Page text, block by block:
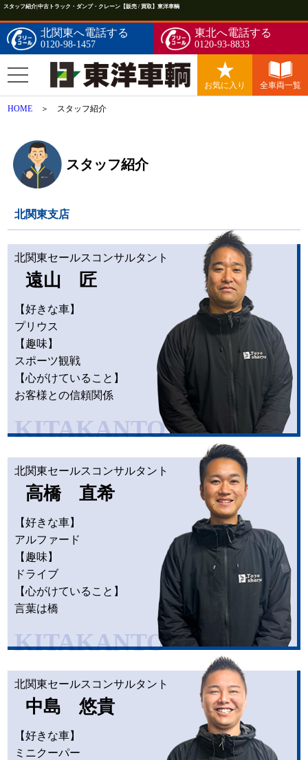
スタッフ紹介|中古トラック・ダンプ・クレーン【販売 / 買取】東洋車輌
北関東へ電話する
0120-98-1457
東北へ電話する
0120-93-8833
お気に入り 全車両一覧
HOME ＞ スタッフ紹介
スタッフ紹介
北関東支店
北関東セールスコンサルタント
遠山 匠
【好きな車】
プリウス
【趣味】
スポーツ観戦
【心がけていること】
お客様との信頼関係
KITAKANTO
北関東セールスコンサルタント
高橋 直希
【好きな車】
アルファード
【趣味】
ドライブ
【心がけていること】
言葉は橋
KITAKANTO
北関東セールスコンサルタント
中島 悠貴
【好きな車】
ミニクーパー